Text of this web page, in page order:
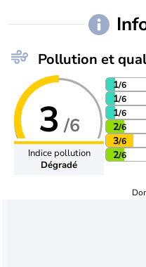
Pollution et
3 /6
Indice pollution
Dégradé
1/6
1/6
1/6
2/6
3/6
2/6